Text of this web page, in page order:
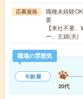
応募資格
職種未経験
要
【来社不要
ー、主婦(夫)
職場の雰囲気
年齢層
20代